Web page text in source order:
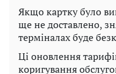
Якщо картку було
ще не доставлено,
терміналах буде
Ці оновлення
коригування